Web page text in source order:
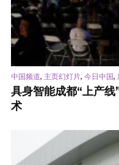
中国频道, 主页幻灯片, 今日中国,
具身智能成都“上产
术